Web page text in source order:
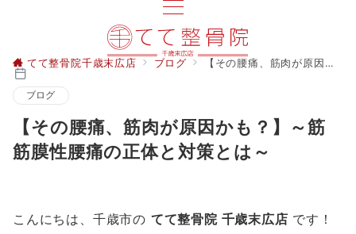
てて整骨院千歳末広店 ブログ 【その腰痛、筋肉が原因かも？】～筋筋膜性腰痛の正体と対策とは～
ブログ
【その腰痛、筋肉が原因かも？】～筋
筋膜性腰痛の正体と対策とは～
こんにちは、千歳市の てて整骨院 千歳末広店 です！